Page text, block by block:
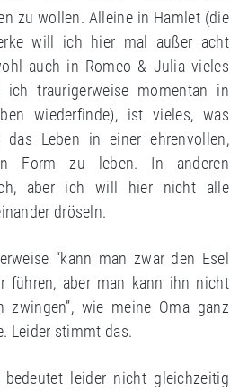
zu wollen. Alleine in Hamlet (die
will ich hier mal außer acht
auch in Romeo & Julia vieles
ich traurigerweise momentan in
wiederfinde), ist vieles, was
das Leben in einer ehrenvollen,
Form zu leben. In anderen
aber ich will hier nicht alle
dröseln.
“kann man zwar den Esel
führen, aber man kann ihn nicht
zwingen”, wie meine Oma ganz
Leider stimmt das.
bedeutet leider nicht gleichzeitig